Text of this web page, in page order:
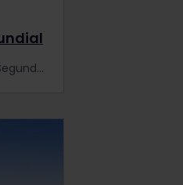
Visite locais famosos da Segunda Guerra Mundial na Europa e reviva a história com a Eurail. Siga os passos das forças aliadas, das praias da Normandia ao coração de Berlim.